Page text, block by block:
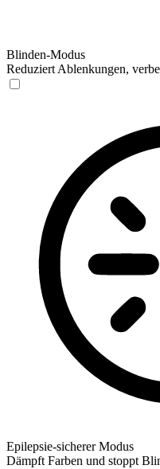
Blinden-Modus
Reduziert Ablenkungen,
Epilepsie-sicherer Modus
Dämpft Farben und stoppt